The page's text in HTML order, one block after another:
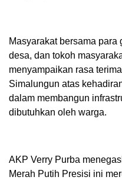
Masyarakat bersama para
desa, dan tokoh
menyampaikan rasa
Simalungun atas
dalam membangun
dibutuhkan oleh warga.
AKP Verry Purba
Merah Putih Presisi ini